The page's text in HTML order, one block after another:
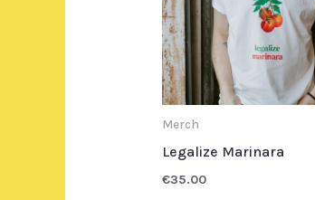
Merch
Legalize Marinara
€35.00